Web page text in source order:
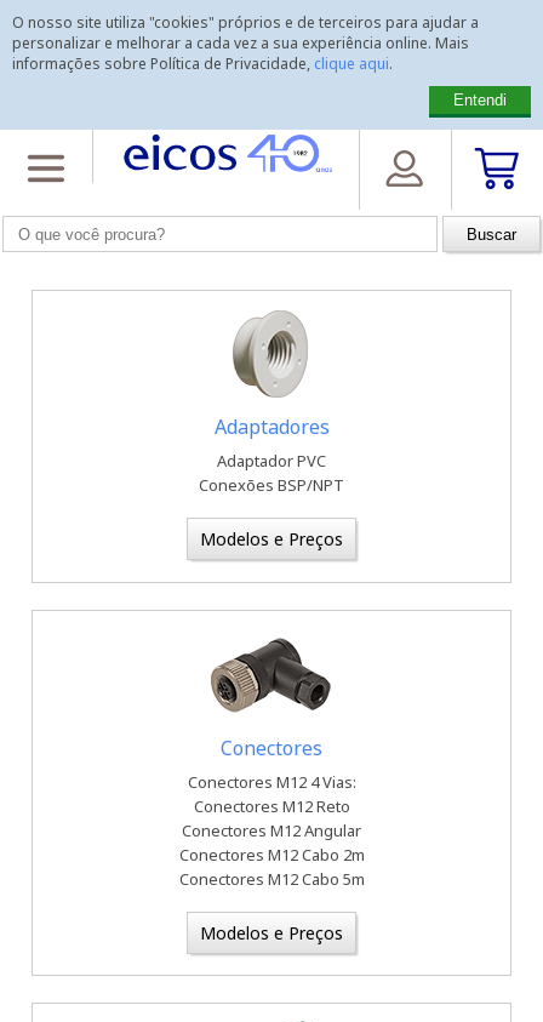
O nosso site utiliza "cookies" próprios e de terceiros para ajudar a
personalizar e melhorar a cada vez a sua experiência online. Mais
informações sobre Política de Privacidade, clique aqui.
Entendi
Home > Acessórios para Sensores Eicos
Acessórios para Sensores Eicos
Adaptadores
Adaptador PVC
Conexões BSP/NPT
Modelos e Preços
Conectores
Conectores M12 4 Vias:
Conectores M12 Reto
Conectores M12 Angular
Conectores M12 Cabo 2m
Conectores M12 Cabo 5m
Modelos e Preços